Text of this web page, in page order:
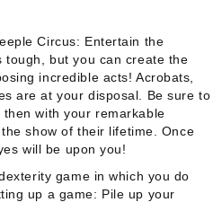
Circus: Entertain the
tough, but you can create the
incredible acts! Acrobats,
are at your disposal. Be sure to
with your remarkable
show of their lifetime. Once
will be upon you!
game in which you do
up a game: Pile up your